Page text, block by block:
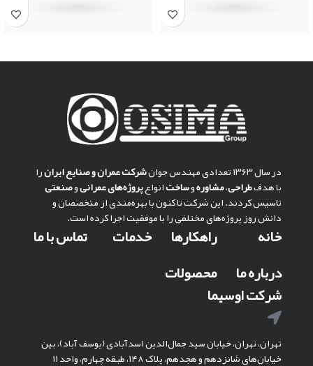
در سال ۱۳۶۳ تعدادی مهندس جوان شركت عمران و صنايع ايرانرا
با هدفطراحی،مشاورهوساختانواعپروژه‌های عمرانیوصنعتی
تاسیس کردند. این شرکت تا کنون با بهره‌مندی از متخصصان و
دانش روز پروژه‌های مختلفی را با موفقیت اجرا کرده است.
خانه
درباره ما
راهکارها
محصولات
خدمات تماس با ما
شرکت اوسیما
تهران، تهران، خیابان سید جمال‌الدین اسدآبادی (یوسف آباد)، بین
خیابان‌های شانزدهم و هجدهم، پلاک ۱۴۸، طبقه چهارم، واحد ۱۱